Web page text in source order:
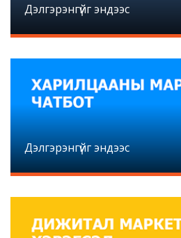
Дэлгэрэнгүйг эндээс
Дэлгэрэнгүйг эндээс